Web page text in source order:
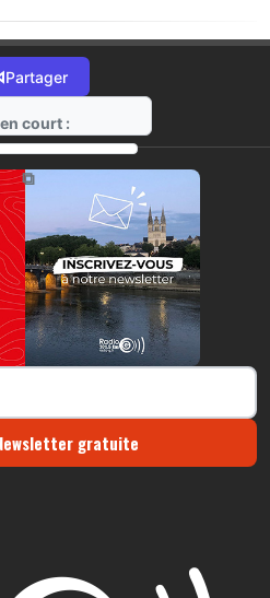
Partager
court :
https://radio-g.fr?4874
⧉
gratuite